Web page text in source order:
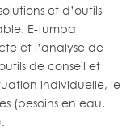
et d’outils
E-tumba
et l’analyse de
de conseil et
individuelle, le
(besoins en eau,